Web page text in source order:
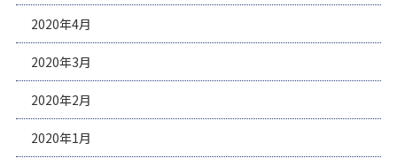
2020年4月
2020年3月
2020年2月
2020年1月